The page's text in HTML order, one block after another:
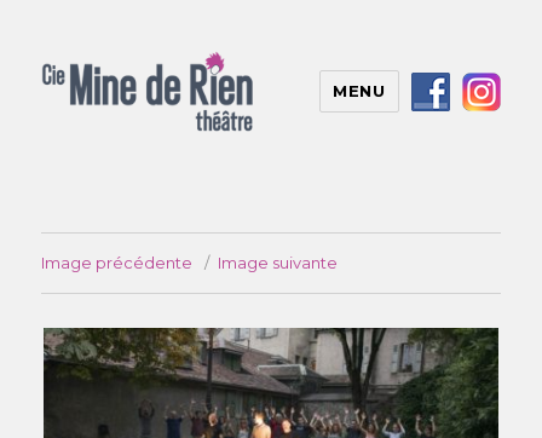
MENU
Image précédente Image suivante